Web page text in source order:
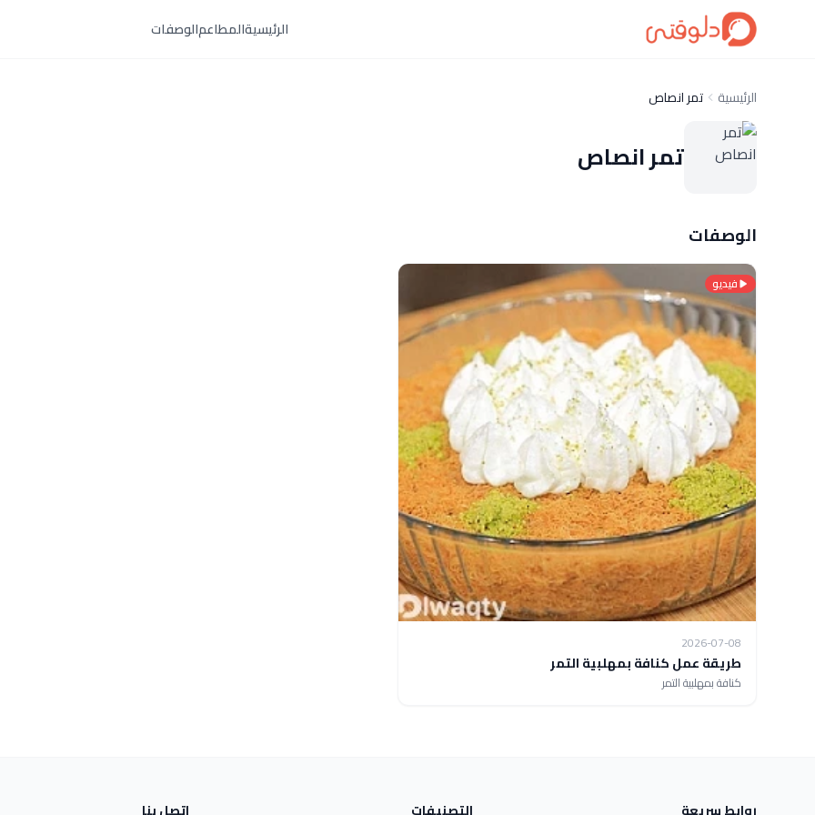
الرئيسيةالمطاعمالوصفات
الرئيسية تمر انصاص
تمر انصاص
الوصفات
فيديو
2026-07-08
طريقة عمل كنافة بمهلبية التمر
كنافة بمهلبية التمر
روابط سريعة التصنيفات اتصل بنا